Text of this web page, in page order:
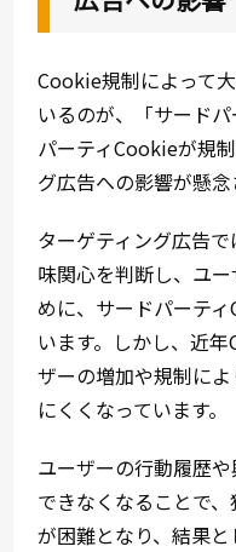
Cookie規制によって
いるのが、「サード
パーティCookieが規
グ広告への影響が懸念
ターゲティング広告
味関心を判断し、ユ
めに、サードパーテ
います。しかし、近
ザーの増加や規制に
にくくなっています。
ユーザーの行動履歴
できなくなることで
が困難となり、結果